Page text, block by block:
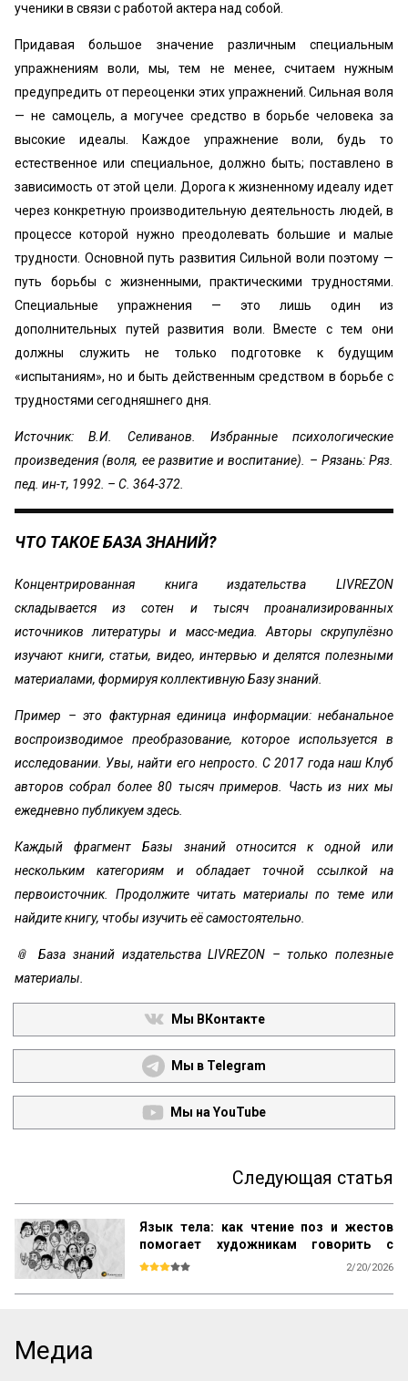
ученики в связи с работой актера над собой.
Придавая большое значение различным специальным
упражнениям воли, мы, тем не менее, считаем нужным
предупредить от переоценки этих упражнений. Сильная воля
— не самоцель, а могучее средство в борьбе человека за
высокие идеалы. Каждое упражнение воли, будь то
естественное или специальное, должно быть; поставлено в
зависимость от этой цели. Дорога к жизненному идеалу идет
через конкретную производительную деятельность людей, в
процессе которой нужно преодолевать большие и малые
трудности. Основной путь развития Сильной воли поэтому —
путь борьбы с жизненными, практическими трудностями.
Специальные упражнения — это лишь один из
дополнительных путей развития воли. Вместе с тем они
должны служить не только подготовке к будущим
«испытаниям», но и быть действенным средством в борьбе с
трудностями сегодняшнего дня.
Источник: В.И. Селиванов. Избранные психологические
произведения (воля, ее развитие и воспитание). – Рязань: Ряз.
пед. ин-т, 1992. – С. 364-372.
ЧТО ТАКОЕ БАЗА ЗНАНИЙ?
Концентрированная книга издательства LIVREZON
складывается из сотен и тысяч проанализированных
источников литературы и масс-медиа. Авторы скрупулёзно
изучают книги, статьи, видео, интервью и делятся полезными
материалами, формируя коллективную Базу знаний.
Пример – это фактурная единица информации: небанальное
воспроизводимое преобразование, которое используется в
исследовании. Увы, найти его непросто. С 2017 года наш Клуб
авторов собрал более 80 тысяч примеров. Часть из них мы
ежедневно публикуем здесь.
Каждый фрагмент Базы знаний относится к одной или
нескольким категориям и обладает точной ссылкой на
первоисточник. Продолжите читать материалы по теме или
найдите книгу, чтобы изучить её самостоятельно.
📎 База знаний издательства LIVREZON – только полезные
материалы.
Мы ВКонтакте
Мы в Telegram
Мы на YouTube
Следующая статья
Язык тела: как чтение поз и жестов
помогает художникам говорить с
человеком без слов
2/20/2026
Медиа